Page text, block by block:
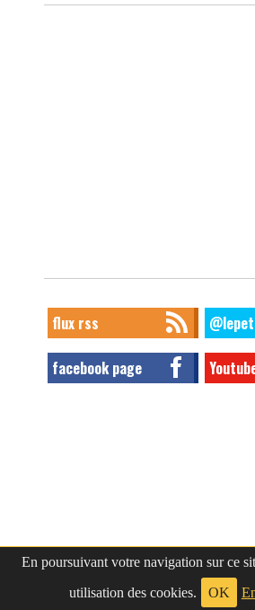
En poursuivant votre navigation sur ce
utilisation des cookies.
OK
flux rss
facebook page